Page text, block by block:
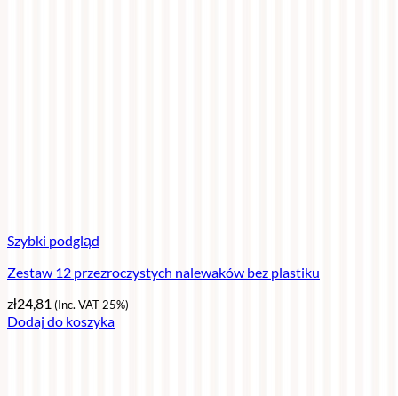
Szybki podgląd
Zestaw 12 przezroczystych nalewaków bez plastiku
zł24,81 (Inc. VAT 25%)
Dodaj do koszyka